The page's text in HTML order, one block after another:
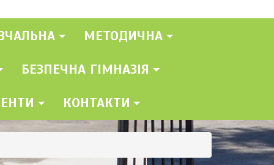
МЕТОДИЧНА
БЕЗПЕЧНА ГІМНАЗІЯ
КОНТАКТИ